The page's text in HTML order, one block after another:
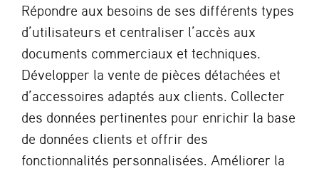
Répondre aux besoins de ses différents types
d’utilisateurs et centraliser l’accès aux
documents commerciaux et techniques.
Développer la vente de pièces détachées et
d’accessoires adaptés aux clients. Collecter
des données pertinentes pour enrichir la base
de données clients et offrir des
fonctionnalités personnalisées. Améliorer la